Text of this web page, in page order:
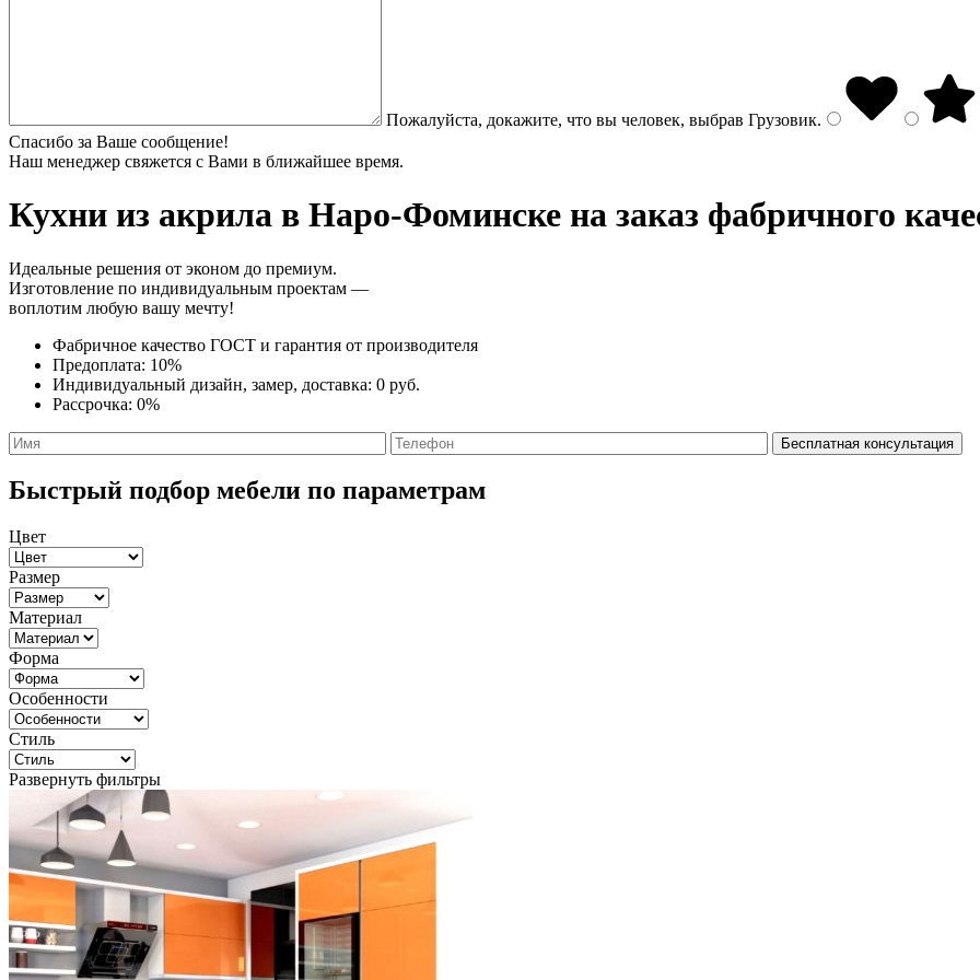
Пожалуйста, докажите, что вы человек, выбрав Грузовик.
Спасибо за Ваше сообщение!
Наш менеджер свяжется с Вами в ближайшее время.
Кухни из акрила в Наро-Фоминске на заказ фабричного
Идеальные решения от эконом до премиум.
Изготовление по индивидуальным проектам —
воплотим любую вашу мечту!
Фабричное качество ГОСТ и гарантия от производителя
Предоплата: 10%
Индивидуальный дизайн, замер, доставка: 0 руб.
Рассрочка: 0%
Быстрый подбор мебели по параметрам
Цвет
Размер
Материал
Форма
Особенности
Стиль
Развернуть фильтры